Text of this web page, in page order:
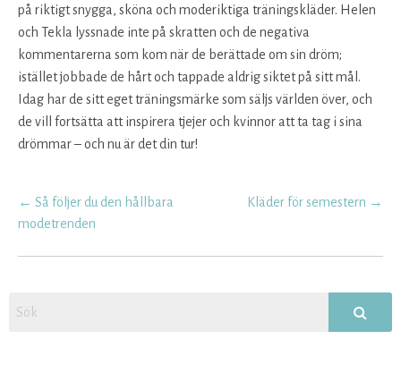
på riktigt snygga, sköna och moderiktiga träningskläder. Helen
och Tekla lyssnade inte på skratten och de negativa
kommentarerna som kom när de berättade om sin dröm;
istället jobbade de hårt och tappade aldrig siktet på sitt mål.
Idag har de sitt eget träningsmärke som säljs världen över, och
de vill fortsätta att inspirera tjejer och kvinnor att ta tag i sina
drömmar – och nu är det din tur!
Post
navigation
← Så följer du den hållbara
modetrenden
Kläder för semestern →